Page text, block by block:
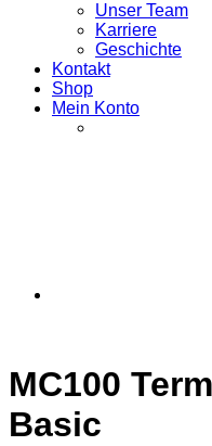
Unser Team
Karriere
Geschichte
Kontakt
Shop
Mein Konto
MC100
Basic